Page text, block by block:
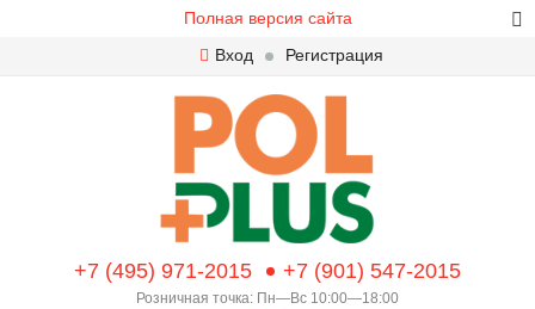
Полная версия сайта
Вход
Регистрация
+7 (495) 971-2015 +7 (901) 547-2015
Розничная точка: Пн—Вс 10:00—18:00